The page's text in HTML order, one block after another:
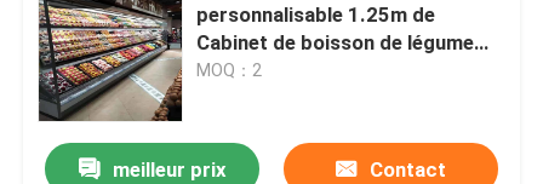
Réfrigérateur ouvert d'affichage
personnalisable 1.25m de
Cabinet de boisson de légume
fruit de réfrigérateur d'affichage
MOQ：2
meilleur prix Contact